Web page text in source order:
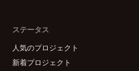
ステータス
人気のプロジェクト
新着プロジェクト